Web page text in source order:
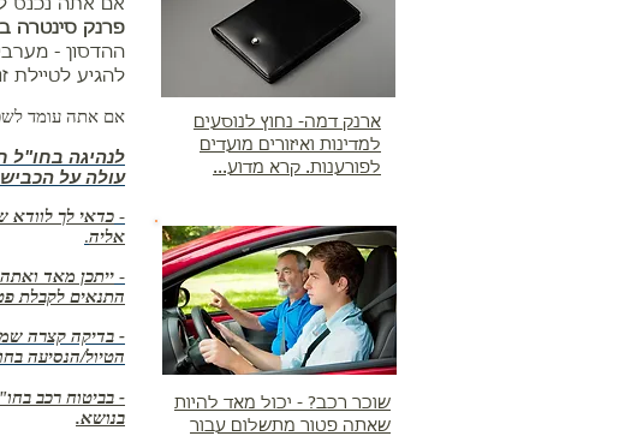
אם אתה נכנס
פרנק סינטרה
ההדסון -
להגיע לטיילת
אם אתה עומד
לנהיגה בחו"ל
עולה על
- כדאי לך
אליה.
- ייתכן מאד
התנאים לקבלת
- בדיקה קצרה
הטיול/הנסיעה
בנושא.
ארנק דמה- נחוץ לנוסעים
למדינות ואיזורים מועדים
לפורענות. קרא מדוע...
שוכר רכב? - יכול מאד להיות
שאתה פטור מתשלום עבור